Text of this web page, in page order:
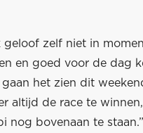
geloof zelf niet in
en goed voor de dag
het zien dit
altijd de race te
nog bovenaan te staan.”